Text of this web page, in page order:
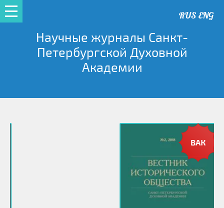
RUS ENG
Научные журналы Санкт-
Петербургской Духовной
Академии